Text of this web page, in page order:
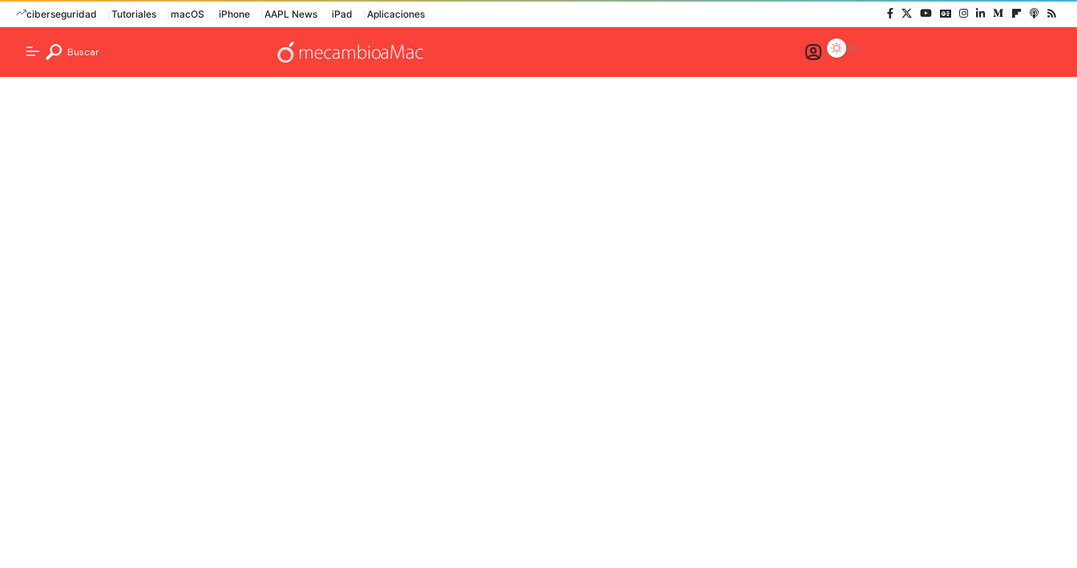
ciberseguridad Tutoriales macOS iPhone AAPL News iPad Aplicaciones
Buscar